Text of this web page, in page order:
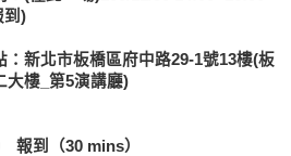
到)
新北市板橋區府中路29-1號13樓(板
大樓_第5演講廳)
報到（30 mins）